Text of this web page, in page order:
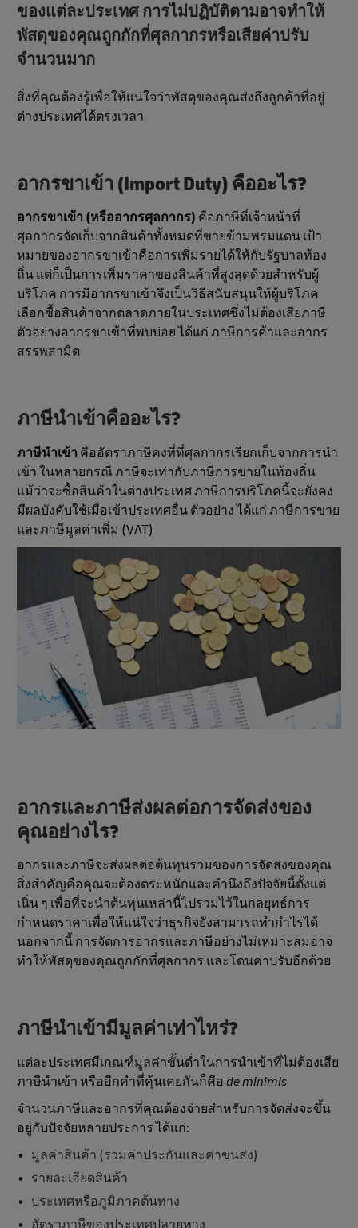
ของแต่ละประเทศ การไม่ปฏิบัติตามอาจทำให้
พัสดุของคุณถูกกักที่ศุลกากรหรือเสียค่าปรับ
จำนวนมาก
สิ่งที่คุณต้องรู้เพื่อให้แน่ใจว่าพัสดุของคุณส่งถึงลูกค้าที่อยู่
ต่างประเทศได้ตรงเวลา
อากรขาเข้า (Import Duty) คืออะไร?
อากรขาเข้า (หรืออากรศุลกากร) คือภาษีที่เจ้าหน้าที่
ศุลกากรจัดเก็บจากสินค้าทั้งหมดที่ขายข้ามพรมแดน เป้า
หมายของอากรขาเข้าคือการเพิ่มรายได้ให้กับรัฐบาลท้อง
ถิ่น แต่ก็เป็นการเพิ่มราคาของสินค้าที่สูงสุดด้วยสำหรับผู้
บริโภค การมีอากรขาเข้าจึงเป็นวิธีสนับสนุนให้ผู้บริโภค
เลือกซื้อสินค้าจากตลาดภายในประเทศซึ่งไม่ต้องเสียภาษี
ตัวอย่างอากรขาเข้าที่พบบ่อย ได้แก่ ภาษีการค้าและอากร
สรรพสามิต
ภาษีนำเข้าคืออะไร?
ภาษีนำเข้า คืออัตราภาษีคงที่ที่ศุลกากรเรียกเก็บจากการนำ
เข้า ในหลายกรณี ภาษีจะเท่ากับภาษีการขายในท้องถิ่น
แม้ว่าจะซื้อสินค้าในต่างประเทศ ภาษีการบริโภคนี้จะยังคง
มีผลบังคับใช้เมื่อเข้าประเทศอื่น ตัวอย่าง ได้แก่ ภาษีการขาย
และภาษีมูลค่าเพิ่ม (VAT)
อากรและภาษีส่งผลต่อการจัดส่งของ
คุณอย่างไร?
อากรและภาษีจะส่งผลต่อต้นทุนรวมของการจัดส่งของคุณ
สิ่งสำคัญคือคุณจะต้องตระหนักและคำนึงถึงปัจจัยนี้ตั้งแต่
เนิ่น ๆ เพื่อที่จะนำต้นทุนเหล่านี้ไปรวมไว้ในกลยุทธ์การ
กำหนดราคาเพื่อให้แน่ใจว่าธุรกิจยังสามารถทำกำไรได้
นอกจากนี้ การจัดการอากรและภาษีอย่างไม่เหมาะสมอาจ
ทำให้พัสดุของคุณถูกกักที่ศุลกากร และโดนค่าปรับอีกด้วย
ภาษีนำเข้ามีมูลค่าเท่าไหร่?
แต่ละประเทศมีเกณฑ์มูลค่าขั้นต่ำในการนำเข้าที่ไม่ต้องเสีย
ภาษีนำเข้า หรืออีกคำที่คุ้นเคยกันก็คือ de minimis
จำนวนภาษีและอากรที่คุณต้องจ่ายสำหรับการจัดส่งจะขึ้น
อยู่กับปัจจัยหลายประการ ได้แก่:
มูลค่าสินค้า (รวมค่าประกันและค่าขนส่ง)
รายละเอียดสินค้า
ประเทศหรือภูมิภาคต้นทาง
อัตราภาษีของประเทศปลายทาง